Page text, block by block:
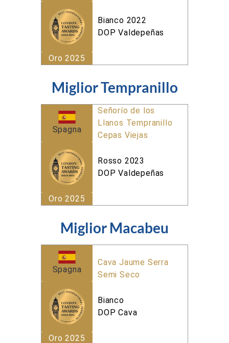
Oro 2025
Bianco 2022
DOP Valdepeñas
Miglior Tempranillo
Señorío de los
Llanos Tempranillo
Cepas Viejas
Oro 2025
Rosso 2023
DOP Valdepeñas
Spagna
Miglior Macabeu
Cava Jaume Serra
Semi Seco
Oro 2025
Bianco
DOP Cava
Spagna